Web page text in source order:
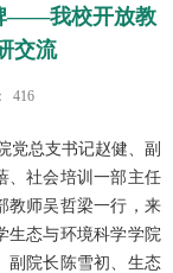
——我校开放教
交流
416
党总支书记赵健、副
、社会培训一部主任
教师吴哲梁一行，来
生态与环境科学学院
副院长陈雪初、生态